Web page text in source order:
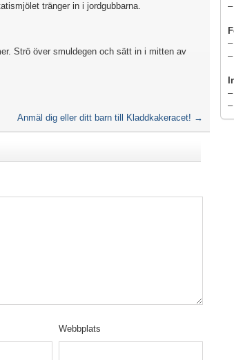
tränger in i jordgubbarna.
Strö över smuldegen och sätt in i mitten av
Anmäl dig eller ditt barn till Kladdkakeracet! →
Webbplats
–
–
–
–